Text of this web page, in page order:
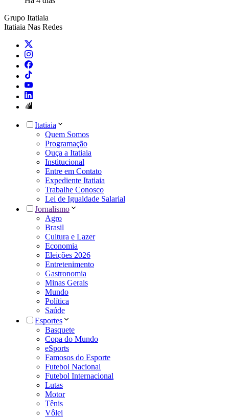
Grupo Itatiaia
Itatiaia Nas Redes
Itatiaia
Quem Somos
Programação
Ouça a Itatiaia
Institucional
Entre em Contato
Expediente Itatiaia
Trabalhe Conosco
Lei de Igualdade Salarial
Jornalismo
Agro
Brasil
Cultura e Lazer
Economia
Eleições 2026
Entretenimento
Gastronomia
Minas Gerais
Mundo
Política
Saúde
Esportes
Basquete
Copa do Mundo
eSports
Famosos do Esporte
Futebol Nacional
Futebol Internacional
Lutas
Motor
Tênis
Vôlei